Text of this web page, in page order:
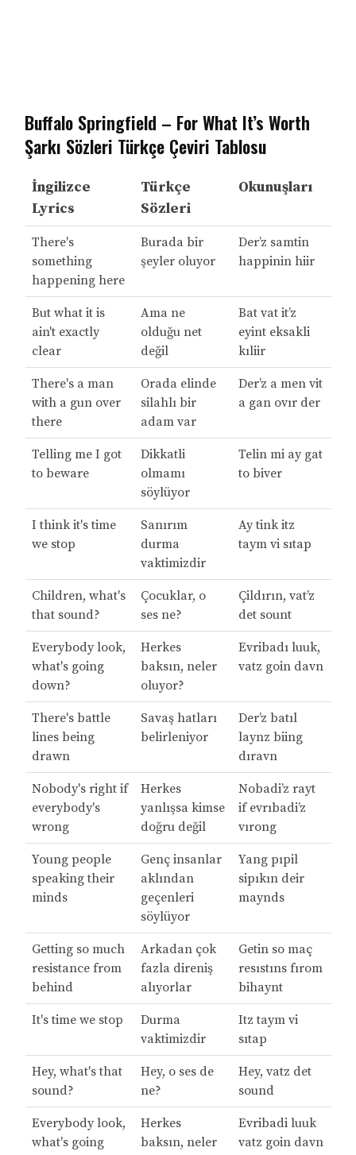
Buffalo Springfield – For What It’s Worth
Şarkı Sözleri Türkçe Çeviri Tablosu
İngilizce
Lyrics
Türkçe
Sözleri
Okunuşları
There's
something
happening here
Burada bir
şeyler oluyor
Der’z samtin
happinin hiir
But what it is
ain't exactly
clear
Ama ne
olduğu net
değil
Bat vat it’z
eyint eksakli
kıliir
There's a man
with a gun over
there
Orada elinde
silahlı bir
adam var
Der’z a men vit
a gan ovır der
Telling me I got
to beware
Dikkatli
olmamı
söylüyor
Telin mi ay gat
to biver
I think it's time
we stop
Sanırım
durma
vaktimizdir
Ay tink itz
taym vi sıtap
Children, what's
that sound?
Çocuklar, o
ses ne?
Çildırın, vat’z
det sount
Everybody look,
what's going
down?
Herkes
baksın, neler
oluyor?
Evribadı luuk,
vatz goin davn
There's battle
lines being
drawn
Savaş hatları
belirleniyor
Der’z batıl
laynz biing
dıravn
Nobody's right if
everybody's
wrong
Herkes
yanlışsa kimse
doğru değil
Nobadi’z rayt
if evrıbadi’z
vırong
Young people
speaking their
minds
Genç insanlar
aklından
geçenleri
söylüyor
Yang pıpil
sipıkın deir
maynds
Getting so much
resistance from
behind
Arkadan çok
fazla direniş
alıyorlar
Getin so maç
resıstıns fırom
bihaynt
It's time we stop
Durma
vaktimizdir
Itz taym vi
sıtap
Hey, what's that
sound?
Hey, o ses de
ne?
Hey, vatz det
sound
Everybody look,
what's going
Herkes
baksın, neler
Evribadi luuk
vatz goin davn